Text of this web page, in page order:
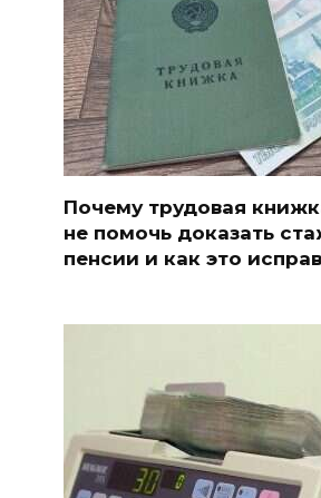
Почему трудовая
не помочь доказать
пенсии и как это